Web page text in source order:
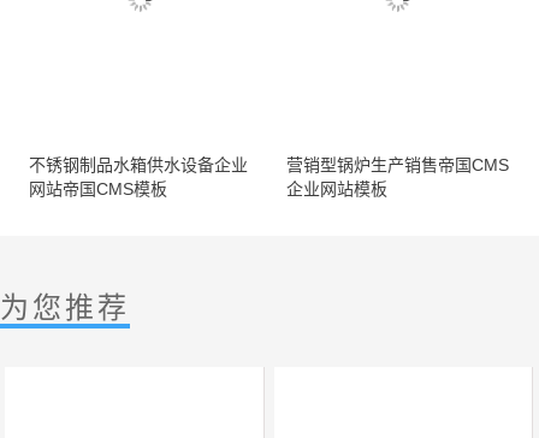
不锈钢制品水箱供水设备企业
网站帝国CMS模板
营销型锅炉生产销售帝国CMS
企业网站模板
为您推荐